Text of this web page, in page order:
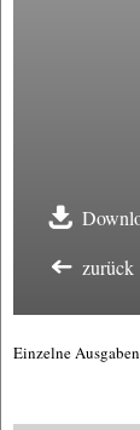
zurück
Einzelne